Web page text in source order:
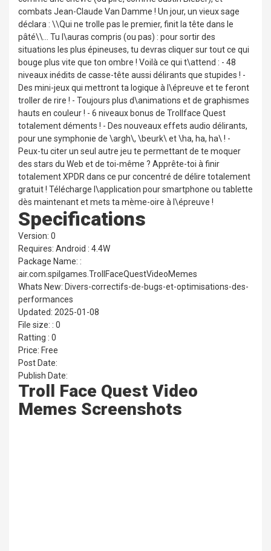
combats Jean-Claude Van Damme ! Un jour, un vieux sage
déclara : \\Qui ne trolle pas le premier, finit la tête dans le
pâté\\... Tu l\auras compris (ou pas) : pour sortir des
situations les plus épineuses, tu devras cliquer sur tout ce qui
bouge plus vite que ton ombre ! Voilà ce qui t\attend : - 48
niveaux inédits de casse-tête aussi délirants que stupides ! -
Des mini-jeux qui mettront ta logique à l\épreuve et te feront
troller de rire ! - Toujours plus d\animations et de graphismes
hauts en couleur ! - 6 niveaux bonus de Trollface Quest
totalement déments ! - Des nouveaux effets audio délirants,
pour une symphonie de \argh\, \beurk\ et \ha, ha, ha\ ! -
Peux-tu citer un seul autre jeu te permettant de te moquer
des stars du Web et de toi-même ? Apprête-toi à finir
totalement XPDR dans ce pur concentré de délire totalement
gratuit ! Télécharge l\application pour smartphone ou tablette
dès maintenant et mets ta mème-oire à l\épreuve !
Specifications
Version: 0
Requires: Android : 4.4W
Package Name: :
air.com.spilgames.TrollFaceQuestVideoMemes
Whats New: Divers-correctifs-de-bugs-et-optimisations-des-
performances
Updated: 2025-01-08
File size: : 0
Ratting : 0
Price: Free
Post Date:
Publish Date:
Troll Face Quest Video
Memes Screenshots